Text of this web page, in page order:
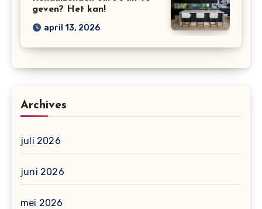
geven? Het kan!
april 13, 2026
Archives
juli 2026
juni 2026
mei 2026